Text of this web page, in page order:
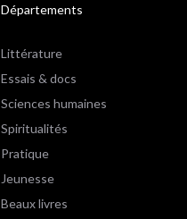
Départements
Littérature
Essais & docs
Sciences humaines
Spiritualités
Pratique
Jeunesse
Beaux livres